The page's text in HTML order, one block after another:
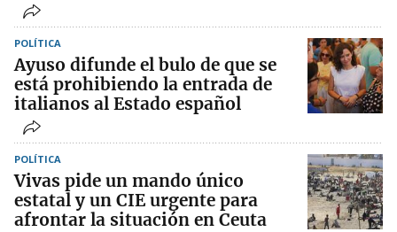
POLÍTICA
Ayuso difunde el bulo de que se
está prohibiendo la entrada de
italianos al Estado español
POLÍTICA
Vivas pide un mando único
estatal y un CIE urgente para
afrontar la situación en Ceuta